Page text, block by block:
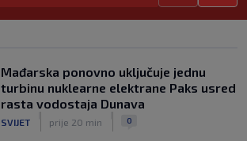
Juniori Dinama poraženi u finalu
Sjajni Varaždin razbio Slaven u derbiju
sjevera
SK 9. kol.
Mađarska ponovno uključuje jednu
turbinu nuklearne elektrane Paks usred
rasta vodostaja Dunava
SVIJET prije 20 min 0